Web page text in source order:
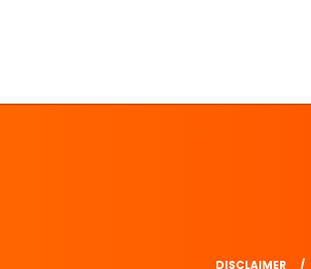
DISCLAIMER